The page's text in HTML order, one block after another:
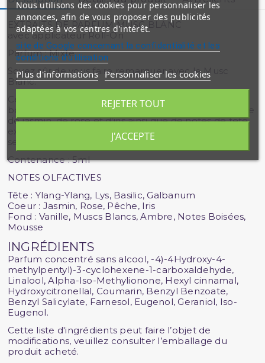
EXTRAITS DE PARFUM MUSC BLANC
avec applicateur Roll-On
Parfum : Mixte
Soyez sûr de vous faire remarquer avec le Musc
Blanc.
Ce parfum doux et pur, aux accords de fond à la fois
boisés et gourmands décorés d’un cœur fleuri à base
de jasmin, de rose et d’iris ainsi que de notes de tête
exotiques d’ylang ylang, vous habillera comme une
seconde peau tout au long de la journée.
Contenance : 5ml
NOTES OLFACTIVES
Tête : Ylang-Ylang, Lys, Basilic, Galbanum
Coeur : Jasmin, Rose, Pêche, Iris
Fond : Vanille, Muscs Blancs, Ambre, Notes Boisées,
Mousse
INGRÉDIENTS
Parfum concentré sans alcool, -4)-4Hydroxy-4-
methylpentyl)-3-cyclohexene-1-carboxaldehyde,
Linalool, Alpha-Iso-Methylionone, Hexyl cinnamal,
Hydroxycitronellal, Coumarin, Benzyl Benzoate,
Benzyl Salicylate, Farnesol, Eugenol, Geraniol, Iso-
Eugenol.
Cette liste d'ingrédients peut faire l’objet de
modifications, veuillez consulter l’emballage du
produit acheté.
Nous utilisons des cookies pour personnaliser les
annonces, afin de vous proposer des publicités
adaptées à vos centres d'intérêt.
site de Google concernant la confidentialité et les
conditions d'utilisation
Plus d'informations Personnaliser les cookies
REJETER TOUT
J'ACCEPTE